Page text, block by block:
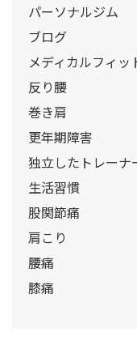
パーソナルジム
ブログ
メディカルフィッ
反り腰
巻き肩
更年期障害
独立したトレーナ
生活習慣
股関節痛
肩こり
腰痛
膝痛